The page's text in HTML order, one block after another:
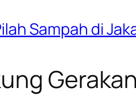
Sampah di